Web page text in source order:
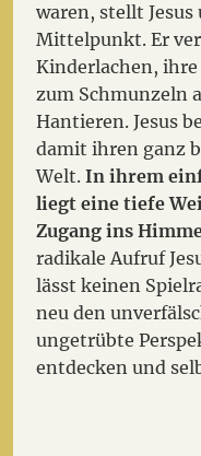
waren, stellt
Mittelpunkt. Er
Kinderlachen,
zum Schmunzeln
Hantieren. Jesus
damit ihren ganz
Welt.In ihrem
liegt eine tiefe
Zugang ins
radikale Aufruf
lässt keinen
neu den
ungetrübte
entdecken und